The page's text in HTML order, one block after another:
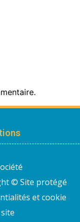
© Site protégé
et cookie